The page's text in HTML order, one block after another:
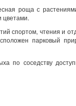
роща с
цветами.
спортом, чтения и
парковый
по соседству